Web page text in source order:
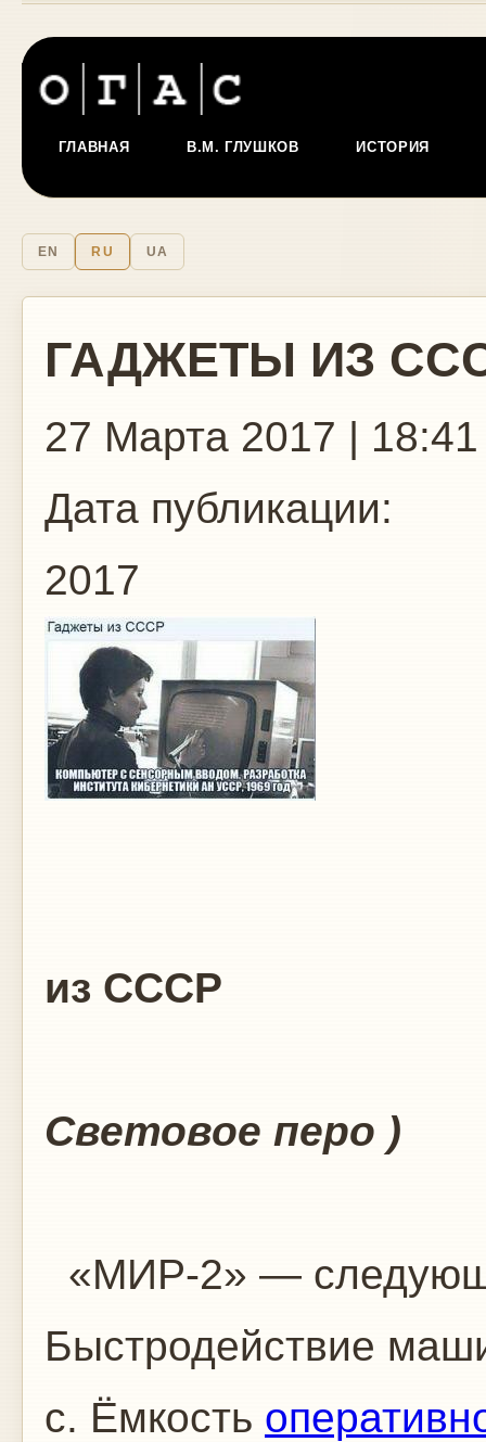
ГЛАВНАЯ В.М. ГЛУШКОВ ИСТОРИЯ
EN RU UA
ГАДЖЕТЫ ИЗ
27 Марта 2017 | 18:41
Дата публикации:
2017
из СССР
Световое перо )
«МИР-2» —
Быстродействие
с. Ёмкость